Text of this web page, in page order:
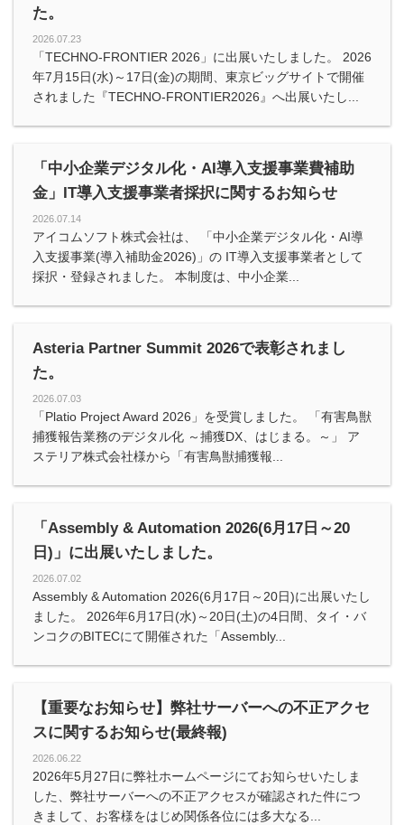
た。
2026.07.23
「TECHNO-FRONTIER 2026」に出展いたしました。 2026
年7月15日(水)～17日(金)の期間、東京ビッグサイトで開催
されました『TECHNO-FRONTIER2026』へ出展いたし...
「中小企業デジタル化・AI導入支援事業費補助
金」IT導入支援事業者採択に関するお知らせ
2026.07.14
アイコムソフト株式会社は、 「中小企業デジタル化・AI導
入支援事業(導入補助金2026)」の IT導入支援事業者として
採択・登録されました。 本制度は、中小企業...
Asteria Partner Summit 2026で表彰されまし
た。
2026.07.03
「Platio Project Award 2026」を受賞しました。 「有害鳥獣
捕獲報告業務のデジタル化 ～捕獲DX、はじまる。～」 ア
ステリア株式会社様から「有害鳥獣捕獲報...
「Assembly & Automation 2026(6月17日～20
日)」に出展いたしました。
2026.07.02
Assembly & Automation 2026(6月17日～20日)に出展いたし
ました。 2026年6月17日(水)～20日(土)の4日間、タイ・バ
ンコクのBITECにて開催された「Assembly...
【重要なお知らせ】弊社サーバーへの不正アクセ
スに関するお知らせ(最終報)
2026.06.22
2026年5月27日に弊社ホームページにてお知らせいたしま
した、弊社サーバーへの不正アクセスが確認された件につ
きまして、お客様をはじめ関係各位には多大なる...